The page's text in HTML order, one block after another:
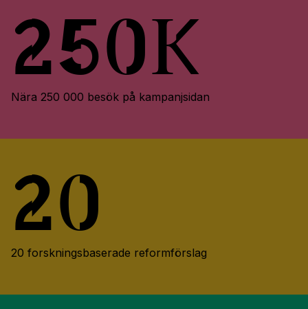
250k
Nära 250 000 besök på kampanjsidan
20
20 forskningsbaserade reformförslag